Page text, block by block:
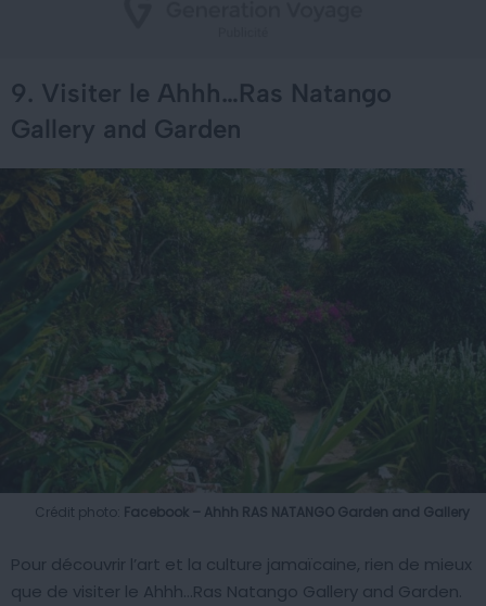
9. Visiter le Ahhh…Ras Natango
Gallery and Garden
Crédit photo: Facebook – Ahhh RAS NATANGO Garden and Gallery
Pour découvrir l’art et la culture jamaïcaine, rien de mieux
que de visiter le Ahhh…Ras Natango Gallery and Garden.